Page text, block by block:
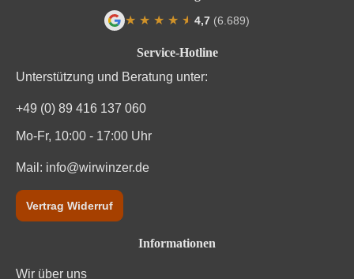
Service-Hotline
Unterstützung und Beratung unter:
+49 (0) 89 416 137 060
Mo-Fr, 10:00 - 17:00 Uhr
Mail: info@wirwinzer.de
Vertrag Widerruf
Informationen
Wir über uns
★ ★ ★ ★ ★
★ 4,7 (6.689)